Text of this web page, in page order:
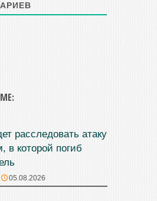
расследовать атаку
в которой погиб
05.08.2026